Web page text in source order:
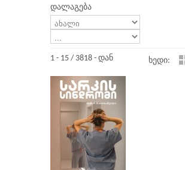
დალაგება
1 - 15 / 3818 - დან ხედი: